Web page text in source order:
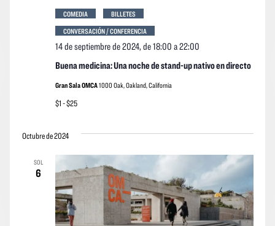
Buena medicina: Una noche de stand-up nativo en directo
14 de septiembre de 2024, de 18:00 a22:00
COMEDIA
BILLETES
CONVERSACIÓN / CONFERENCIA
Gran Sala OMCA1000 Oak, Oakland, California
$1 - $25
Octubre de 2024
SOL
6